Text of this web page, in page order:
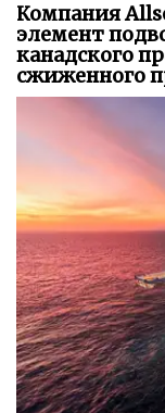
Компания
элемент
канадского
сжиженного